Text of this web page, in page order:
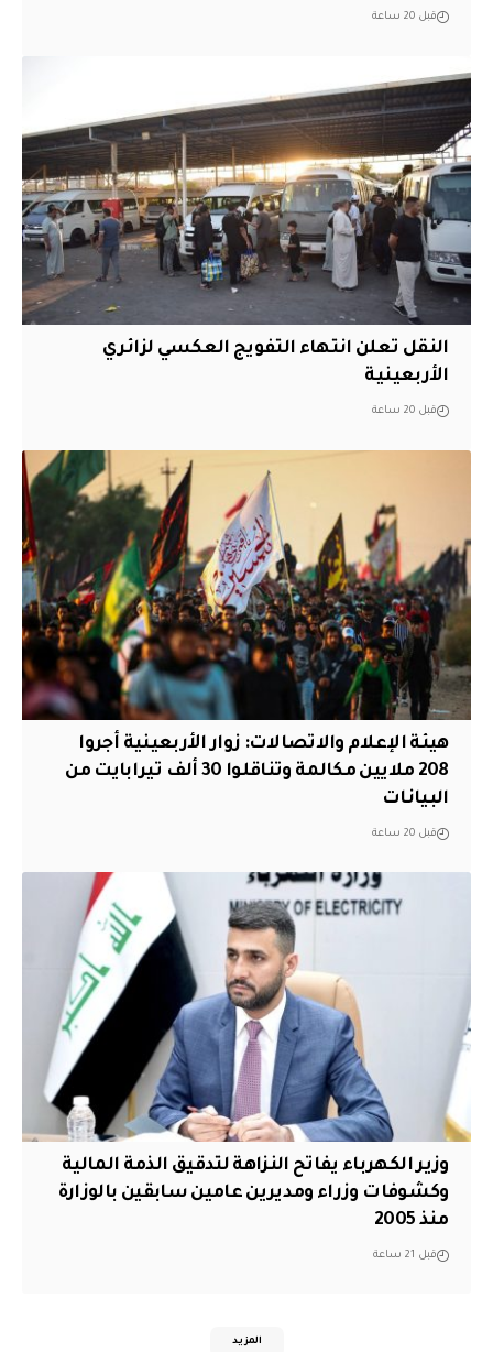
قبل 20 ساعة
النقل تعلن انتهاء التفويج العكسي لزائري
الأربعينية
قبل 20 ساعة
هيئة الإعلام والاتصالات: زوار الأربعينية أجروا
208 ملايين مكالمة وتناقلوا 30 ألف تيرابايت من
البيانات
قبل 20 ساعة
وزير الكهرباء يفاتح النزاهة لتدقيق الذمة المالية
وكشوفات وزراء ومديرين عامين سابقين بالوزارة
منذ 2005
قبل 21 ساعة
المزيد